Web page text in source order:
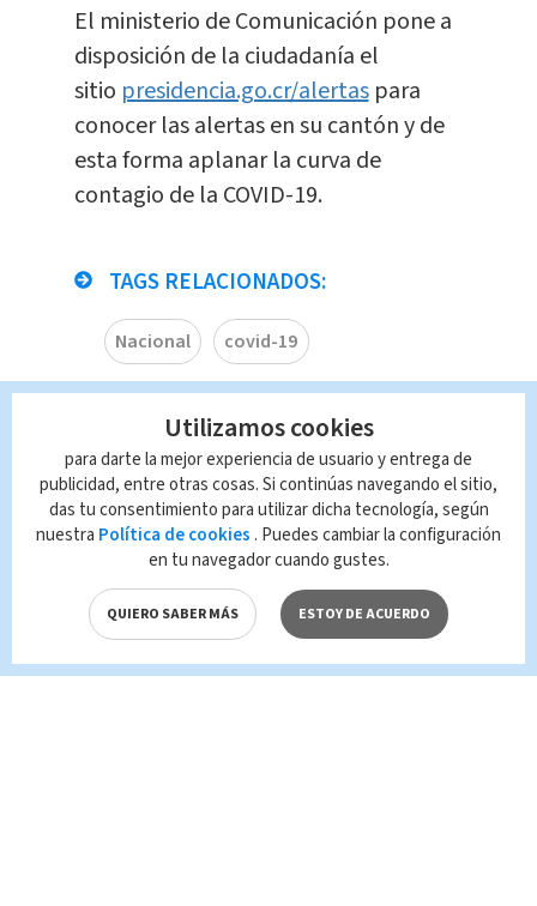
El ministerio de Comunicación pone a
disposición de la ciudadanía el
sitio presidencia.go.cr/alertaspara
conocer las alertas en su cantón y de
esta forma aplanar la curva de
contagio de la COVID-19.
TAGS RELACIONADOS:
Nacional covid-19
parcial del contenido de esta página, mismo
que es propiedad de TELEDIARIO; su
reproducción no autorizada constituye una
infracción y un delito de conformidad con las
leyes aplicables.
Utilizamos cookies
para darte la mejor experiencia de usuario y entrega de
publicidad, entre otras cosas. Si continúas navegando el sitio,
das tu consentimiento para utilizar dicha tecnología, según
nuestra Política de cookies . Puedes cambiar la configuración
en tu navegador cuando gustes.
QUIERO SABER MÁS ESTOY DE ACUERDO